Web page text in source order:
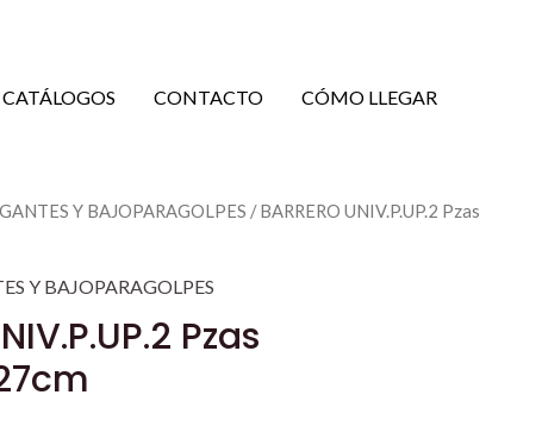
CATÁLOGOS CONTACTO CÓMO LLEGAR
Y BAJOPARAGOLPES / BARRERO UNIV.P.UP.2 Pzas
Y BAJOPARAGOLPES
Pzas